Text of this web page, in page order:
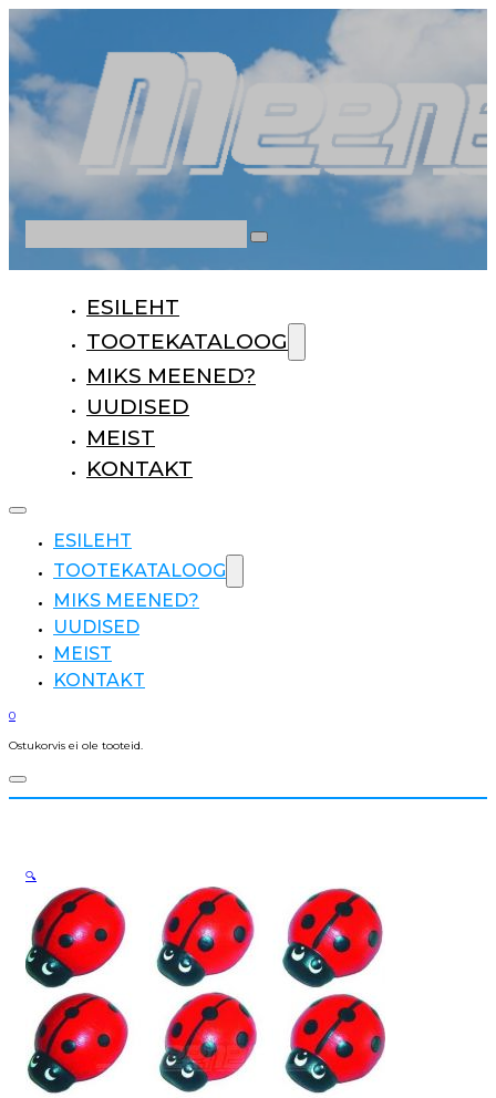
ESILEHT
TOOTEKATALOOG
MIKS MEENED?
UUDISED
MEIST
KONTAKT
ESILEHT
TOOTEKATALOOG
MIKS MEENED?
UUDISED
MEIST
KONTAKT
0
Ostukorvis ei ole tooteid.
🔍